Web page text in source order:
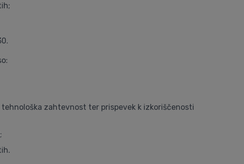
zahtevnost ter prispevek k izkoriščenosti